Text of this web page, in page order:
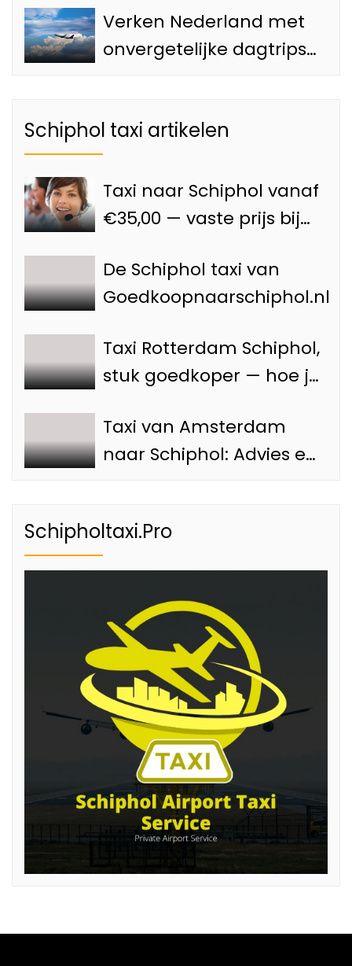
Amsterdam
Verken Nederland met
onvergetelijke dagtrips
Schiphol taxi artikelen
Taxi naar Schiphol vanaf
€35,00 — vaste prijs bij
De Schiphol taxi van
Goedkoopnaarschiphol.nl
Taxi Rotterdam Schiphol,
stuk goedkoper — hoe je
betaalt
Taxi van Amsterdam
naar Schiphol: Advies en
Schipholtaxi.Pro